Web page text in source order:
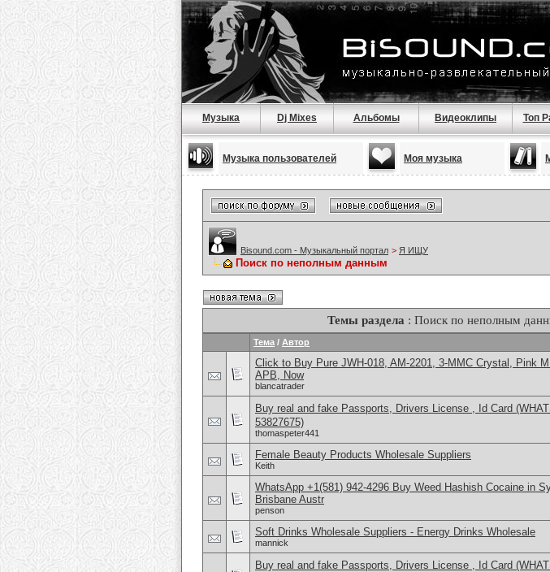
Музыка Dj Mixes Альбомы Видеоклипы Топ
Музыка пользователей Моя музыка
Bisound.com - Музыкальный портал > Я ИЩУ
Поиск по неполным данным
Темы раздела : Поиск по неполным
Тема / Автор
Click to Buy Pure JWH-018, AM-2201, 3-MMC Crystal, Pink
APB, Now
blancatrader
Buy real and fake Passports, Drivers License , Id Card
53827675)
thomaspeter441
Female Beauty Products Wholesale Suppliers
Keith
WhatsApp +1(581) 942-4296 Buy Weed Hashish Cocaine in
Brisbane Austr
penson
Soft Drinks Wholesale Suppliers - Energy Drinks Wholesale
mannick
Buy real and fake Passports, Drivers License , Id Card